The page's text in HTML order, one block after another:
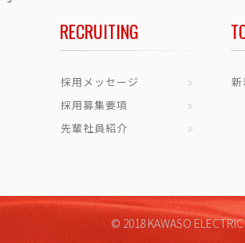
RECRUITING
採用メッセージ
採用募集要項
先輩社員紹介
新
© 2018 KAWASO